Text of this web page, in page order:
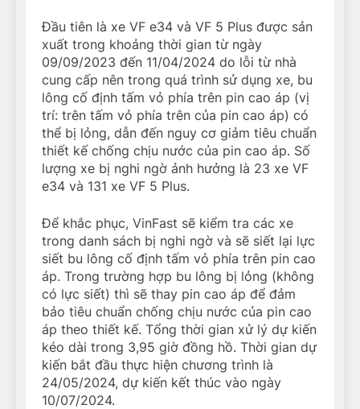
Đầu tiên là xe VF e34 và VF 5 Plus được sản
xuất trong khoảng thời gian từ ngày
09/09/2023 đến 11/04/2024 do lỗi từ nhà
cung cấp nên trong quá trình sử dụng xe, bu
lông cố định tấm vỏ phía trên pin cao áp (vị
trí: trên tấm vỏ phía trên của pin cao áp) có
thể bị lỏng, dẫn đến nguy cơ giảm tiêu chuẩn
thiết kế chống chịu nước của pin cao áp. Số
lượng xe bị nghi ngờ ảnh hưởng là 23 xe VF
e34 và 131 xe VF 5 Plus.
Để khắc phục, VinFast sẽ kiểm tra các xe
trong danh sách bị nghi ngờ và sẽ siết lại lực
siết bu lông cố định tấm vỏ phía trên pin cao
áp. Trong trường hợp bu lông bị lỏng (không
có lực siết) thì sẽ thay pin cao áp để đảm
bảo tiêu chuẩn chống chịu nước của pin cao
áp theo thiết kế. Tổng thời gian xử lý dự kiến
kéo dài trong 3,95 giờ đồng hồ. Thời gian dự
kiến bắt đầu thực hiện chương trình là
24/05/2024, dự kiến kết thúc vào ngày
10/07/2024.